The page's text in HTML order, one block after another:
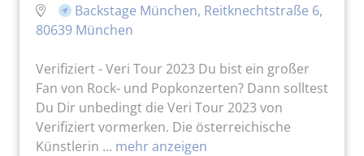
Backstage München, Reitknechtstraße 6,
80639 München
Verifiziert - Veri Tour 2023 Du bist ein großer
Fan von Rock- und Popkonzerten? Dann solltest
Du Dir unbedingt die Veri Tour 2023 von
Verifiziert vormerken. Die österreichische
Künstlerin ... mehr anzeigen